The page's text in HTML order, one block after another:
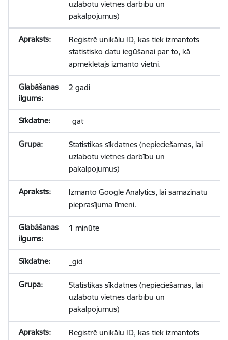
uzlabotu vietnes darbību un
pakalpojumus)
Reģistrē unikālu ID, kas tiek izmantots
statistisko datu iegūšanai par to, kā
apmeklētājs izmanto vietni.
2 gadi
_gat
Statistikas sīkdatnes (nepieciešamas, lai
uzlabotu vietnes darbību un
pakalpojumus)
Izmanto Google Analytics, lai samazinātu
pieprasījuma līmeni.
1 minūte
_gid
Statistikas sīkdatnes (nepieciešamas, lai
uzlabotu vietnes darbību un
pakalpojumus)
Reģistrē unikālu ID, kas tiek izmantots